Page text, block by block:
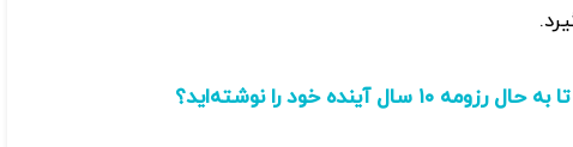
حال رزومه ۱۰ سال آینده خود را نوشته‌اید؟